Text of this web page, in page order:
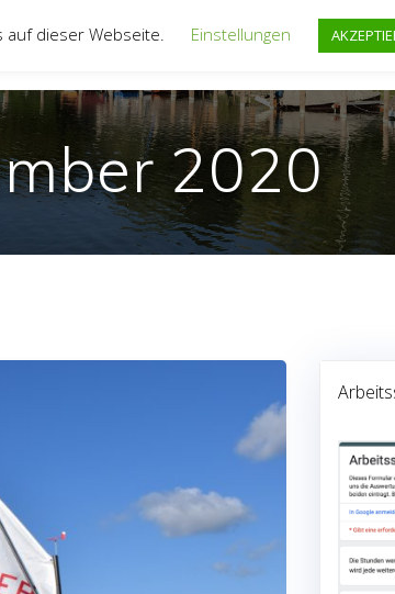
JUGEND JOLLENTREFF REGATTEN
2020
auf dieser Webseite. Einstellungen